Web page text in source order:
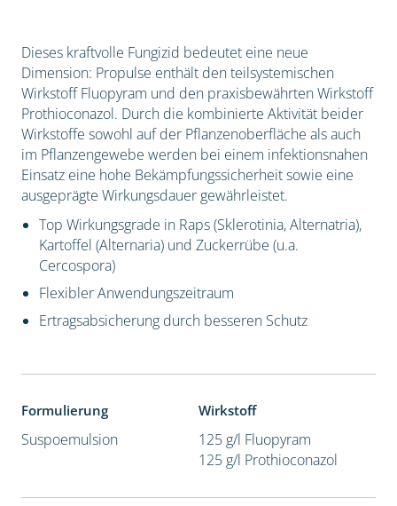
Dieses kraftvolle Fungizid bedeutet eine neue
Dimension: Propulse enthält den teilsystemischen
Wirkstoff Fluopyram und den praxisbewährten Wirkstoff
Prothioconazol. Durch die kombinierte Aktivität beider
Wirkstoffe sowohl auf der Pflanzenoberfläche als auch
im Pflanzengewebe werden bei einem infektionsnahen
Einsatz eine hohe Bekämpfungssicherheit sowie eine
ausgeprägte Wirkungsdauer gewährleistet.
Top Wirkungsgrade in Raps (Sklerotinia, Alternatria),
Kartoffel (Alternaria) und Zuckerrübe (u.a.
Cercospora)
Flexibler Anwendungszeitraum
Ertragsabsicherung durch besseren Schutz
Formulierung
Suspoemulsion
Wirkstoff
125 g/l Fluopyram
125 g/l Prothioconazol